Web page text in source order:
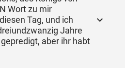
Wort zu mir
Tag, und ich
Jahre
aber ihr habt